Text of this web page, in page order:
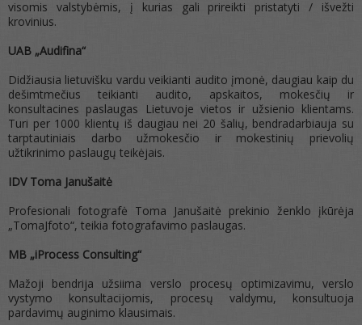
visomis valstybėmis, į kurias gali prireikti pristatyti / išvežti
krovinius.
UAB „Audifina“
Didžiausia lietuvišku vardu veikianti audito įmonė, daugiau kaip du
dešimtmečius teikianti audito, apskaitos, mokesčių ir
konsultacines paslaugas Lietuvoje vietos ir užsienio klientams.
Turi per 1000 klientų iš daugiau nei 20 šalių, bendradarbiauja su
tarptautiniais darbo užmokesčio ir mokestinių prievolių
užtikrinimo paslaugų teikėjais.
IDV Toma Janušaitė
Profesionali fotografė Toma Janušaitė prekinio ženklo įkūrėja
„TomaJfoto“, teikia fotografavimo paslaugas.
MB „iProcess Consulting“
Mažoji bendrija užsiima verslo procesų optimizavimu, verslo
vystymo konsultacijomis, procesų valdymu, konsultuoja
pardavimų auginimo klausimais.